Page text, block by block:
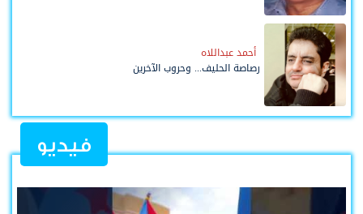
أحمد عبداللاه
رصاصة الحليف... وحروب الآخرين
فيديو